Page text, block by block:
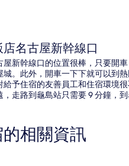
名古屋新幹線口
新幹線口的位置很棒，只要開車
。此外，開車一下下就可以到
給予住宿的友善員工和住宿環境
走路到龜島站只需要 9 分鐘，
相關資訊